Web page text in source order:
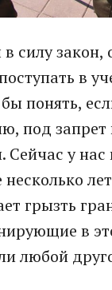
силу
в
понять,
под
Сейчас у
грызть
в
любой